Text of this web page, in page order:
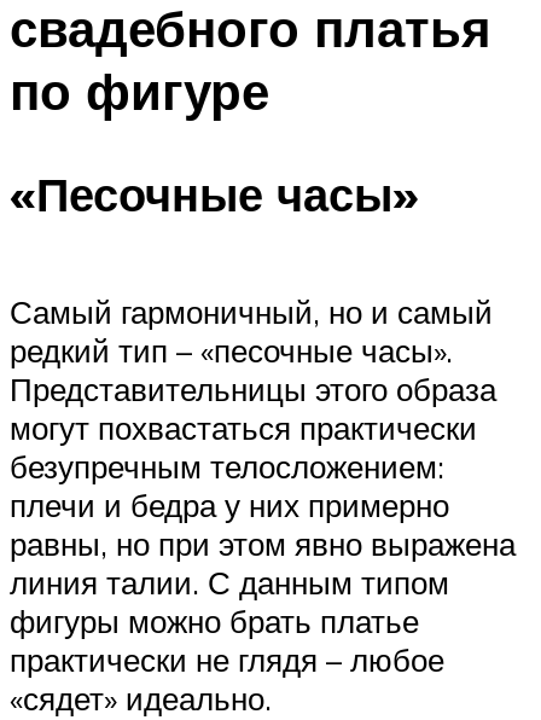
свадебного платья
по фигуре
«Песочные часы»
Самый гармоничный, но и самый
редкий тип – «песочные часы».
Представительницы этого образа
могут похвастаться практически
безупречным телосложением:
плечи и бедра у них примерно
равны, но при этом явно выражена
линия талии. С данным типом
фигуры можно брать платье
практически не глядя – любое
«сядет» идеально.